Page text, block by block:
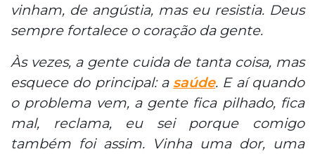
vinham, de angústia, mas eu resistia. Deus
sempre fortalece o coração da gente.
Às vezes, a gente cuida de tanta coisa, mas
esquece do principal: a saúde. E aí quando
o problema vem, a gente fica pilhado, fica
mal, reclama, eu sei porque comigo
também foi assim. Vinha uma dor, uma